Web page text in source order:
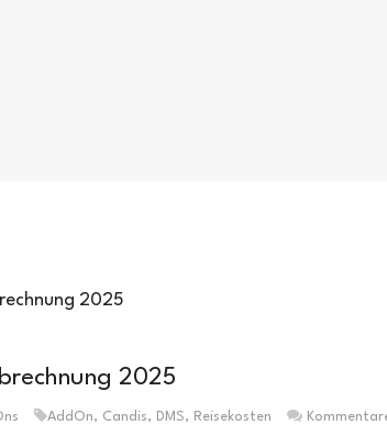
2025
AddOn, Candis, DMS, Reisekosten